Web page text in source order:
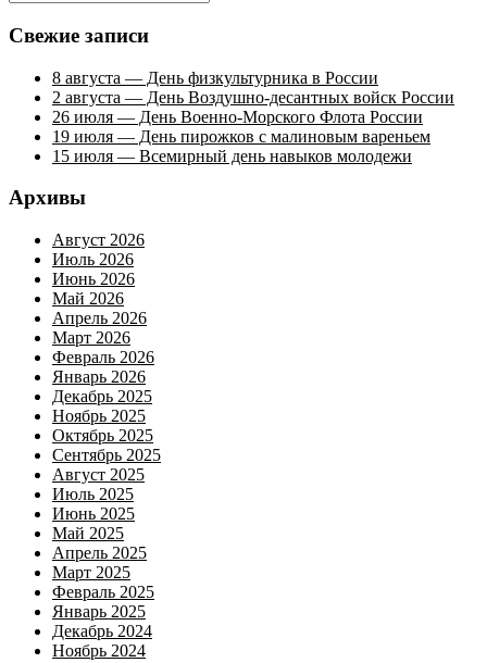
Свежие записи
8 августа — День физкультурника в России
2 августа — День Воздушно-десантных войск России
26 июля — День Военно-Морского Флота России
19 июля — День пирожков с малиновым вареньем
15 июля — Всемирный день навыков молодежи
Архивы
Август 2026
Июль 2026
Июнь 2026
Май 2026
Апрель 2026
Март 2026
Февраль 2026
Январь 2026
Декабрь 2025
Ноябрь 2025
Октябрь 2025
Сентябрь 2025
Август 2025
Июль 2025
Июнь 2025
Май 2025
Апрель 2025
Март 2025
Февраль 2025
Январь 2025
Декабрь 2024
Ноябрь 2024